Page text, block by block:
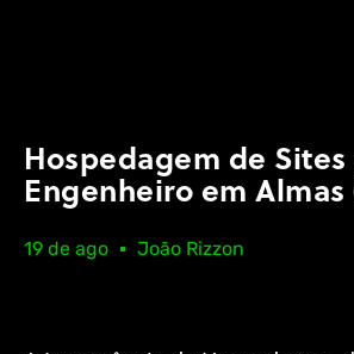
Hospedagem de Sites
Engenheiro em Almas
19 de ago João Rizzon